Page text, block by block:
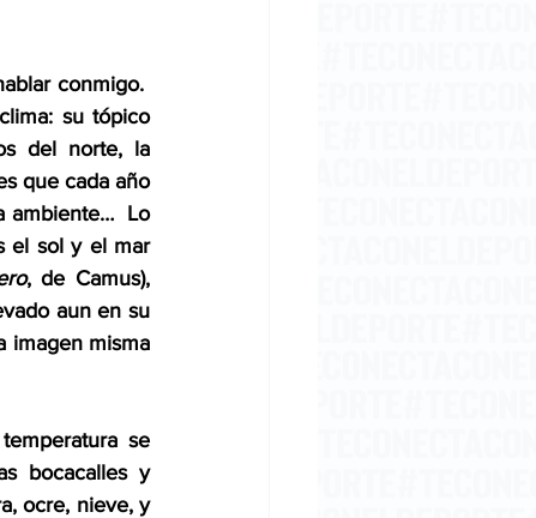
conmigo.
su tópico
del norte, la
que cada año
ambiente…  Lo
el sol y el mar
, de Camus),
aun en su
imagen misma
se
bocacalles y
ocre, nieve, y